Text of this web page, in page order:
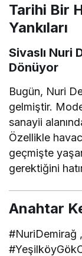
Tarihi Bir
Yankıları
Sivaslı Nuri
Dönüyor
Bugün, Nuri
gelmiştir.
sanayii
Özellikle
geçmişte
gerektiğini
Anahtar
#NuriDemirağ